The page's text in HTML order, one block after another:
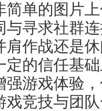
简单的图片
与寻求社群
肩作战还是
定的信任基
强游戏体验
戏竞技与团